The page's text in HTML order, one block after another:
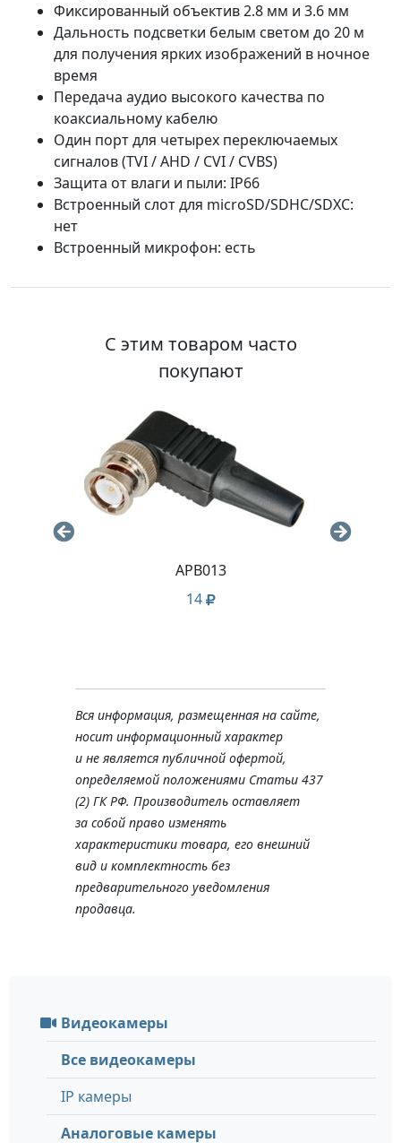
Фиксированный объектив 2.8 мм и 3.6 мм
Дальность подсветки белым светом до 20 м
для получения ярких изображений в ночное
время
Передача аудио высокого качества по
коаксиальному кабелю
Один порт для четырех переключаемых
сигналов (TVI / AHD / CVI / CVBS)
Защита от влаги и пыли: IP66
Встроенный слот для microSD/SDHC/SDXC:
нет
Встроенный микрофон: есть
С этим товаром часто
покупают
APB013
14
Вся информация, размещенная на сайте,
носит информационный характер
и не является публичной офертой,
определяемой положениями Статьи 437
(2) ГК РФ. Производитель оставляет
за собой право изменять
характеристики товара, его внешний
вид и комплектность без
предварительного уведомления
продавца.
Видеокамеры
Все видеокамеры
IP камеры
Аналоговые камеры